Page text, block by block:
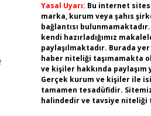
Yasal Uyarı: Bu internet
marka, kurum veya şahıs
bağlantısı
kendi hazırladığımız
paylaşılmaktadır. Burada
haber niteliği taşımamakta
ve kişiler hakkında paylaşım
Gerçek kurum ve kişiler ile
tamamen tesadüfidir.
halindedir ve tavsiye niteliği